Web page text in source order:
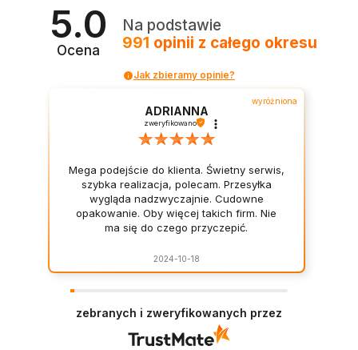
5.0
Ocena
Na podstawie
991 opinii z całego okresu
Jak zbieramy opinie?
wyróżniona
ADRIANNA
zweryfikowano
Mega podejście do klienta. Świetny serwis,
szybka realizacja, polecam. Przesyłka
wygląda nadzwyczajnie. Cudowne
opakowanie. Oby więcej takich firm. Nie
ma się do czego przyczepić.
2024-10-18
zebranych i zweryfikowanych przez